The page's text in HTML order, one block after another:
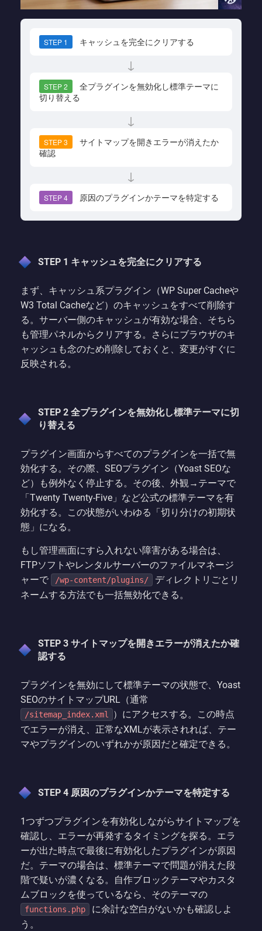
STEP 1 キャッシュを完全にクリアする
↓
STEP 2
全プラグインを無効化し標準テーマに
切り替える
↓
STEP 3
サイトマップを開きエラーが消えたか
確認
↓
STEP 4 原因のプラグインかテーマを特定する
STEP 1 キャッシュを完全にクリアする
まず、キャッシュ系プラグイン（WP Super Cacheや
W3 Total Cacheなど）のキャッシュをすべて削除す
る。サーバー側のキャッシュが有効な場合、そちら
も管理パネルからクリアする。さらにブラウザのキ
ャッシュも念のため削除しておくと、変更がすぐに
反映される。
STEP 2 全プラグインを無効化し標準テーマに切
り替える
プラグイン画面からすべてのプラグインを一括で無
効化する。その際、SEOプラグイン（Yoast SEOな
ど）も例外なく停止する。その後、外観→テーマで
「Twenty Twenty-Five」など公式の標準テーマを有
効化する。この状態がいわゆる「切り分けの初期状
態」になる。
もし管理画面にすら入れない障害がある場合は、
FTPソフトやレンタルサーバーのファイルマネージ
ャーで
/wp-content/plugins/
ディレクトリごとリ
ネームする方法でも一括無効化できる。
STEP 3 サイトマップを開きエラーが消えたか確
認する
プラグインを無効にして標準テーマの状態で、Yoast
SEOのサイトマップURL（通常
/sitemap_index.xml
）にアクセスする。この時点
でエラーが消え、正常なXMLが表示されれば、テー
マやプラグインのいずれかが原因だと確定できる。
STEP 4 原因のプラグインかテーマを特定する
1つずつプラグインを有効化しながらサイトマップを
確認し、エラーが再発するタイミングを探る。エラ
ーが出た時点で最後に有効化したプラグインが原因
だ。テーマの場合は、標準テーマで問題が消えた段
階で疑いが濃くなる。自作ブロックテーマやカスタ
ムブロックを使っているなら、そのテーマの
functions.php
に余計な空白がないかも確認しよ
う。